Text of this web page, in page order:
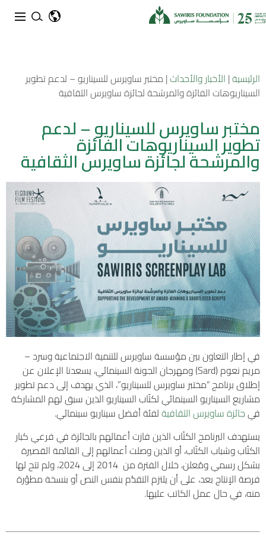
الرئيسية| الأخبار والأحداث| مختبر ساويرس للسيناريو – لدعم تطوير
السيناريوهات الفائزة والمرشحة لجائزة ساويرس الثقافية
مختبر ساويرس للسيناريو – لدعم
تطوير السيناريوهات الفائزة
والمرشحة لجائزة ساويرس الثقافية
في إطار التعاون بين مؤسسة ساويرس للتنمية الاجتماعية وسرد –
مريم نعوم (Sard) ومهرجان الجونة السينمائي، يسعدنا الإعلان عن
إطلاق برنامج “مختبر ساويرس للسيناريو”، الذي يهدف إلى دعم تطوير
مشاريع السيناريو السينمائي لكتّاب السيناريو الذين سبق لهم المشاركة
فيجائزة ساويرس الثقافيةلفئة أفضل سيناريو سينمائي.
يستهدف البرنامج الكتّاب الذين فازت أعمالهم بالجائزة في فرعي كبار
الكتّاب وشباب الكتّاب، أو الذين وصلت أعمالهم إلى القائمة القصيرة
بشكل رسمي ومُعلن، خلال الفترة من 2014 إلى 2024، ولم تتح لها
فرصة الإنتاج بعد، على أن يلتزم التقدُّم بنفس النص أو بنسخة مطوَّرة
منه، في حال عمل الكاتب عليها.